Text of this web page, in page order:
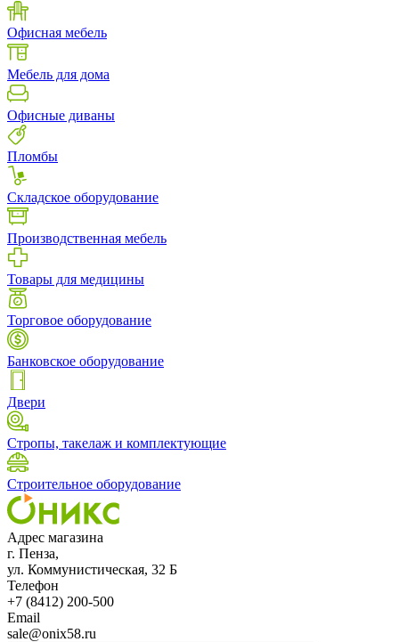
Офисная мебель
Мебель для дома
Офисные диваны
Пломбы
Складское оборудование
Производственная мебель
Товары для медицины
Торговое оборудование
Банковское оборудование
Двери
Стропы, такелаж и комплектующие
Строительное оборудование
Адрес магазина
г. Пенза,
ул. Коммунистическая, 32 Б
Телефон
+7 (8412) 200-500
Email
sale@onix58.ru